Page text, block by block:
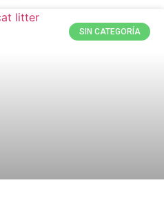
SIN CATEGORÍA